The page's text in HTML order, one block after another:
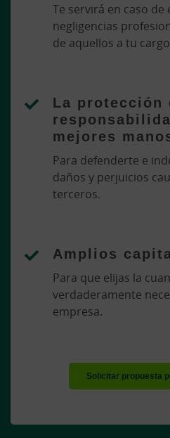
Te servirá en caso de
negligencias
de aquellos a tu
La protección
mejores
Para defenderte e
daños y perjuicios
terceros.
Amplios
Para que elijas la
verdaderamente
empresa.
Solicitar propuesta